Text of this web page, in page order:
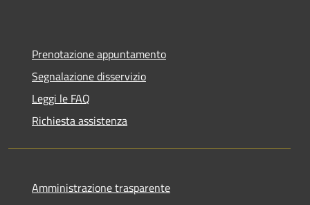
Prenotazione appuntamento
Segnalazione disservizio
Leggi le FAQ
Richiesta assistenza
Amministrazione trasparente